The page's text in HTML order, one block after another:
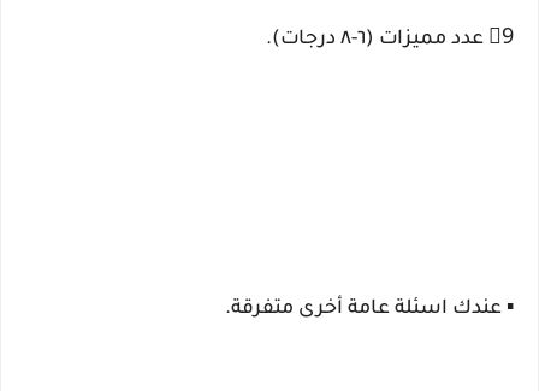
9⃣ عدد مميزات (٦-٨ درجات).
▪️ عندك اسئلة عامة أخرى متفرقة.